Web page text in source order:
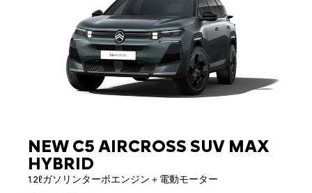
NEW C5 AIRCROSS SUV MAX
HYBRID
1.2ℓガソリンターボエンジン＋電動モーター